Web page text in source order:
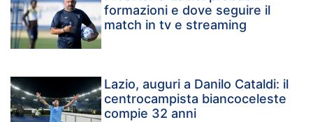
formazioni e dove seguire il
match in tv e streaming
Lazio, auguri a Danilo Cataldi: il
centrocampista biancoceleste
compie 32 anni